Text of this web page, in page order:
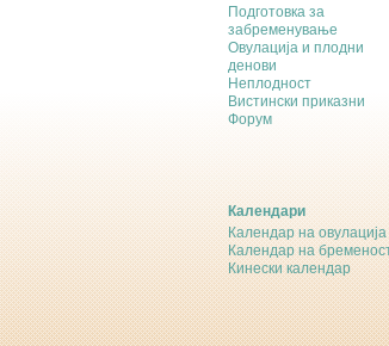
Подготовка за
забременување
Овулација и плодни
денови
Неплодност
Вистински приказни
Форум
Календари
Календар на овулација
Календар на
Кинески календар